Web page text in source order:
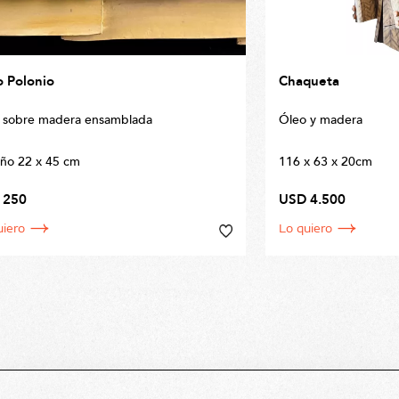
Polonio
madera ensamblada
22 x 45 cm
250
Chaqueta
Óleo y madera
116 x 63 x 20cm
USD 4.500
Lo quiero